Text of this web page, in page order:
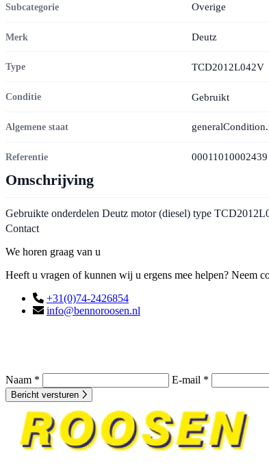
Subcategorie Overige
Merk Deutz
Type TCD2012L042V
Conditie Gebruikt
Algemene staat
Referentie 00011010002439
Omschrijving
Gebruikte onderdelen Deutz motor (diesel) type
Contact
We horen graag van u
Heeft u vragen of kunnen wij u ergens mee helpen? Neem
+31(0)74-2426854
info@bennoroosen.nl
Naam * E-mail *
Bericht versturen